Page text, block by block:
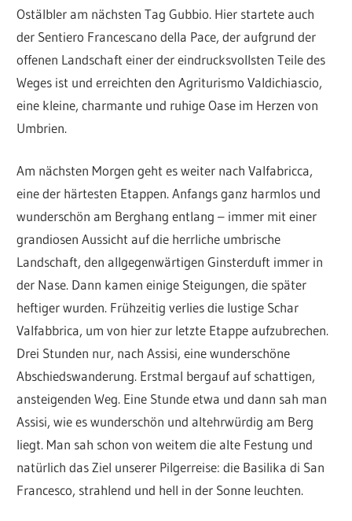
Ostälbler am nächsten Tag Gubbio. Hier startete auch
der Sentiero Francescano della Pace, der aufgrund der
offenen Landschaft einer der eindrucksvollsten Teile des
Weges ist und erreichten den Agriturismo Valdichiascio,
eine kleine, charmante und ruhige Oase im Herzen von
Umbrien.
Am nächsten Morgen geht es weiter nach Valfabricca,
eine der härtesten Etappen. Anfangs ganz harmlos und
wunderschön am Berghang entlang – immer mit einer
grandiosen Aussicht auf die herrliche umbrische
Landschaft, den allgegenwärtigen Ginsterduft immer in
der Nase. Dann kamen einige Steigungen, die später
heftiger wurden. Frühzeitig verlies die lustige Schar
Valfabbrica, um von hier zur letzte Etappe aufzubrechen.
Drei Stunden nur, nach Assisi, eine wunderschöne
Abschiedswanderung. Erstmal bergauf auf schattigen,
ansteigenden Weg. Eine Stunde etwa und dann sah man
Assisi, wie es wunderschön und altehrwürdig am Berg
liegt. Man sah schon von weitem die alte Festung und
natürlich das Ziel unserer Pilgerreise: die Basilika di San
Francesco, strahlend und hell in der Sonne leuchten.